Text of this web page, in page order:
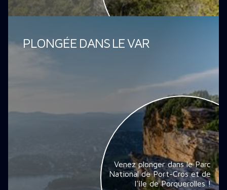
PLONGÉE DANS LE VAR
Venez plonger dans le Parc
National de Port-Cros et de
l'île de Porquerolles !